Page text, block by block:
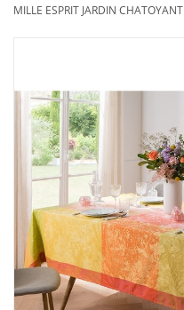
Haus-Bademäntel
Plaids, Decken, Kissen
Mode & Accessoires
Edles aus Cashmere
MILLE ESPRIT JARDIN CHATOYANT